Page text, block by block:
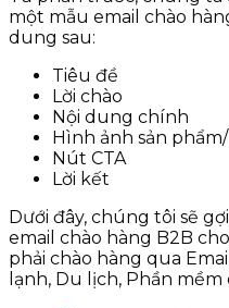
một mẫu email chào
dung sau:
Tiêu đề
Lời chào
Nội dung chính
Hình ảnh sản
Nút CTA
Lời kết
Dưới đây, chúng tôi sẽ
email chào hàng B2B
phải chào hàng qua
lạnh, Du lịch, Phần mềm